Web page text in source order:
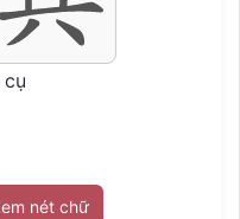
nét chữ